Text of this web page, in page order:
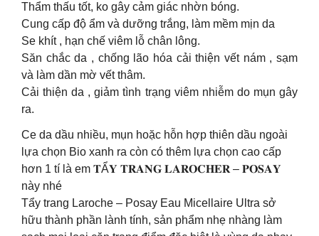
Thẩm thấu tốt, ko gây cảm giác nhờn bóng.
Cung cấp độ ẩm và dưỡng trắng, làm mềm mịn da
Se khít , hạn chế viêm lỗ chân lông.
Săn chắc da , chống lão hóa cải thiện vết nám , sạm
và làm dần mờ vết thâm.
Cải thiện da , giảm tình trạng viêm nhiễm do mụn gây
ra.
Ce da dầu nhiều, mụn hoặc hỗn hợp thiên dầu ngoài
lựa chọn Bio xanh ra còn có thêm lựa chọn cao cấp
hơn 1 tí là em 𝐓Ẩ𝐘 𝐓𝐑𝐀𝐍𝐆 𝐋𝐀𝐑𝐎𝐂𝐇𝐄𝐑 – 𝐏𝐎𝐒𝐀𝐘
này nhé
Tẩy trang Laroche – Posay Eau Micellaire Ultra sở
hữu thành phần lành tính, sản phẩm nhẹ nhàng làm